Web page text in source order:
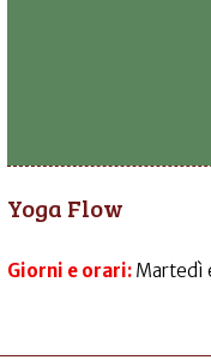
Yoga Flow
Giorni e orari: Martedì